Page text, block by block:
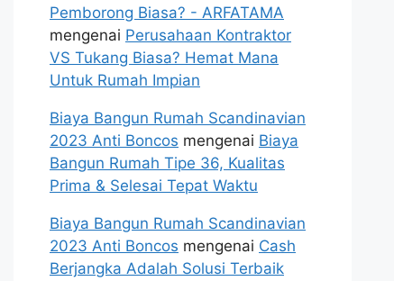
Pemborong Biasa? - ARFATAMA
mengenai Perusahaan Kontraktor
VS Tukang Biasa? Hemat Mana
Untuk Rumah Impian
Biaya Bangun Rumah Scandinavian
2023 Anti Boncos mengenai Biaya
Bangun Rumah Tipe 36, Kualitas
Prima & Selesai Tepat Waktu
Biaya Bangun Rumah Scandinavian
2023 Anti Boncos mengenai Cash
Berjangka Adalah Solusi Terbaik